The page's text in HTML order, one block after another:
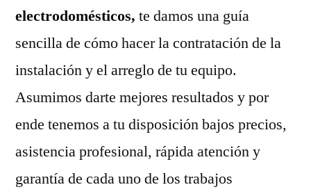
electrodomésticos, te damos una guía
sencilla de cómo hacer la contratación de la
instalación y el arreglo de tu equipo.
Asumimos darte mejores resultados y por
ende tenemos a tu disposición bajos precios,
asistencia profesional, rápida atención y
garantía de cada uno de los trabajos